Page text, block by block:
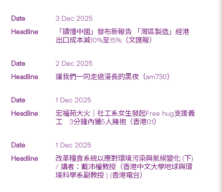
3 Dec 2025
「讀懂中國」發布新報告 「灣區製造」經港
出口成本減10%至15%（文匯報）
2 Dec 2025
讓我們一同走過漫長的黑夜（am730）
1 Dec 2025
宏福苑大火｜社工系女生發起Free hug支援義
工 3分鐘內獲5人擁抱（香港01）
1 Dec 2025
改革糧食系統以應對環境污染與氣候變化 (下)
/ 講者：戴沛權教授（香港中文大學地球與環
境科學系副教授 ) (香港電台）